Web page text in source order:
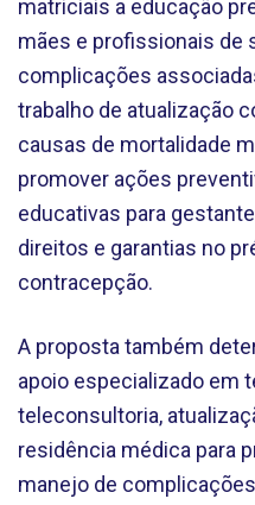
matriciais a educação
mães e profissionais de
complicações
trabalho de atualização
causas de mortalidade
promover ações
educativas para
direitos e garantias no
contracepção.
A proposta também
apoio especializado em
teleconsultoria,
residência médica para
manejo de